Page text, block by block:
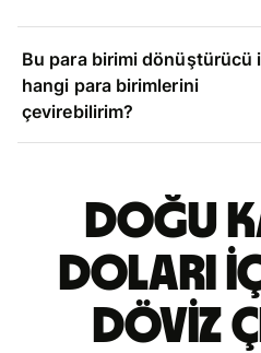
Bu para birimi dönüştürücü
hangi para birimlerini
çevirebilirim?
Doğu
doları
döviz